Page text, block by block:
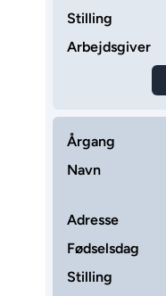
Stilling
Arbejdsgiver
Årgang
Navn
Adresse
Fødselsdag
Stilling